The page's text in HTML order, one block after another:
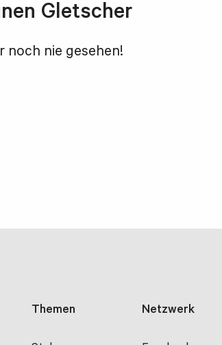
Gletscher
noch nie gesehen!
Themen Netzwerk